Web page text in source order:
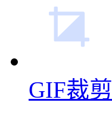
GIF裁剪